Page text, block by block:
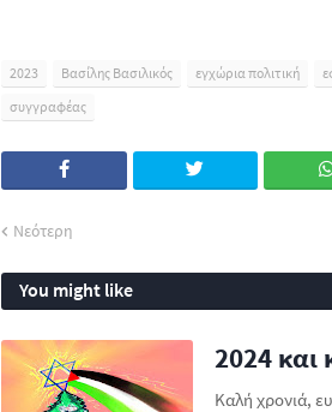
2023 Βασίλης Βασιλικός εγχώρια πολιτική
συγγραφέας
Νεότερη
You might like
2024 και
Καλή χρονιά,